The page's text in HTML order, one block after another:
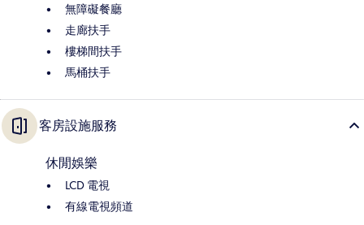
無障礙餐廳
走廊扶手
樓梯間扶手
馬桶扶手
客房設施服務
休閒娛樂
LCD 電視
有線電視頻道